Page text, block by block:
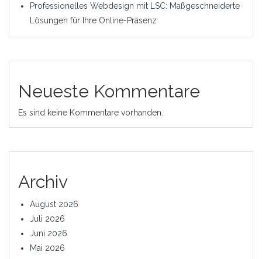
Professionelles Webdesign mit LSC: Maßgeschneiderte
Lösungen für Ihre Online-Präsenz
Neueste Kommentare
Es sind keine Kommentare vorhanden.
Archiv
August 2026
Juli 2026
Juni 2026
Mai 2026